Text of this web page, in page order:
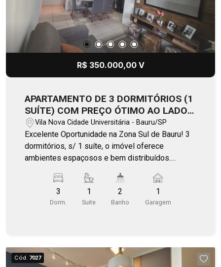
R$ 350.000,00 V
APARTAMENTO DE 3 DORMITÓRIOS (1
SUÍTE) COM PREÇO ÓTIMO AO LADO
DO BAURU SHOPPING - RESIDENCIAL
ANTILHAS
Vila Nova Cidade Universitária - Bauru/SP
Excelente Oportunidade na Zona Sul de Bauru! 3
dormitórios, s/ 1 suíte, o imóvel oferece
ambientes espaçosos e bem distribuídos.
da cidade, próximo ao Bauru Shopping, e Avenida
Nações Unidas. O condomínio conta com
infraestrutura completa para o seu dia a dia e
esses diferenciais, o imóvel apresenta um valor
de metro quadrado extremamente atrativo,
3
Dorm.
1
Suite
2
Banho
1
Garagem
Cód. 7027